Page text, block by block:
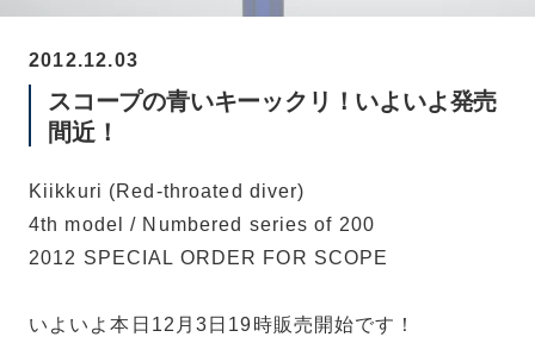
2012.12.03
スコープの青いキーックリ！いよいよ発売
間近！
Kiikkuri (Red-throated diver)
4th model / Numbered series of 200
2012 SPECIAL ORDER FOR SCOPE
いよいよ本日12月3日19時販売開始です！